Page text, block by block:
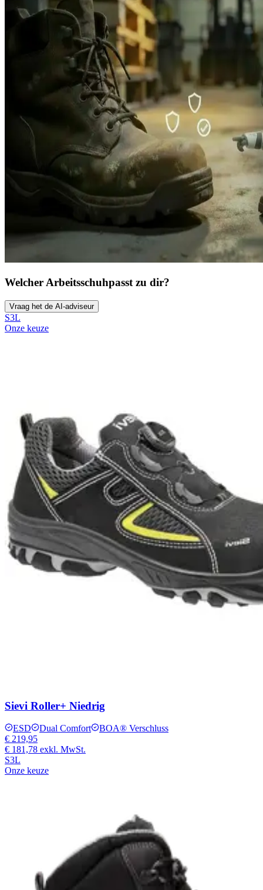
Welcher Arbeitsschuhpasst zu dir?
Vraag het de AI-adviseur
S3L
Onze keuze
Sievi Roller+ Niedrig
ESD Dual Comfort
BOA® Verschluss
€ 219,95
€ 181,78 exkl. MwSt.
S3L
Onze keuze